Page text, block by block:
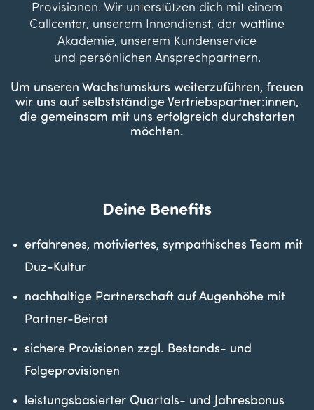
Provisionen. Wir unterstützen dich mit einem
Callcenter, unserem Innendienst, der wattline
Akademie, unserem Kundenservice
und persönlichen Ansprechpartnern.
Um unseren Wachstumskurs weiterzuführen, freuen
wir uns auf selbstständige Vertriebspartner:innen,
die gemeinsam mit uns erfolgreich durchstarten
möchten.
Deine Benefits
erfahrenes, motiviertes, sympathisches Team mit
Duz-Kultur
nachhaltige Partnerschaft auf Augenhöhe mit
Partner-Beirat
sichere Provisionen zzgl. Bestands- und
Folgeprovisionen
leistungsbasierter Quartals- und Jahresbonus